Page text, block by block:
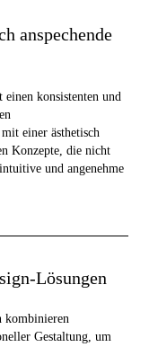
anspechende
konsistenten und
einer ästhetisch
Konzepte, die nicht
und angenehme
Lösungen
kombinieren
Gestaltung, um